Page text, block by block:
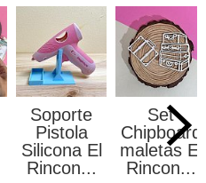
Soporte
Pistola
Silicona El
Rincon...
Set
Chipboard
maletas El
Rincon...